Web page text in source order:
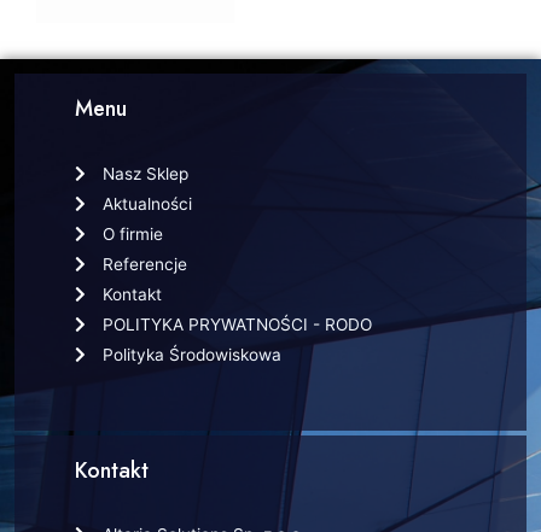
Menu
Nasz Sklep
Aktualności
O firmie
Referencje
Kontakt
POLITYKA PRYWATNOŚCI - RODO
Polityka Środowiskowa
Kontakt